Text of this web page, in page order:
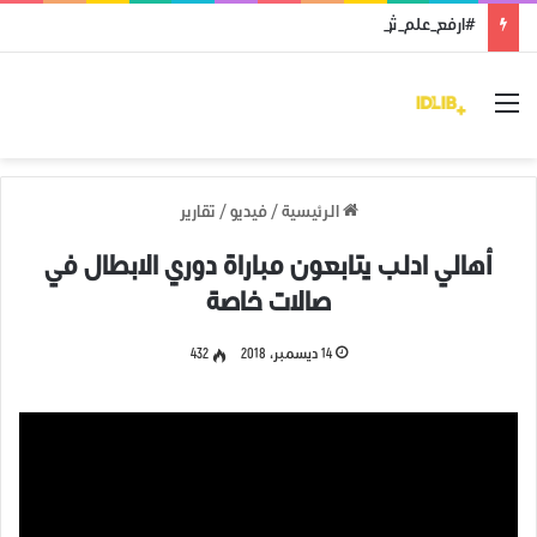
#ارفع_علم_ثورتك: رمز النضال ووحدة الهدف
القائمة
الرئيسية / فيديو / تقارير
أهالي ادلب يتابعون مباراة دوري الابطال في
صالات خاصة
14 ديسمبر، 2018 432